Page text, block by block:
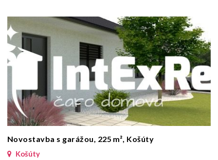
Novostavba s garážou, 225 m², Košúty
Košúty